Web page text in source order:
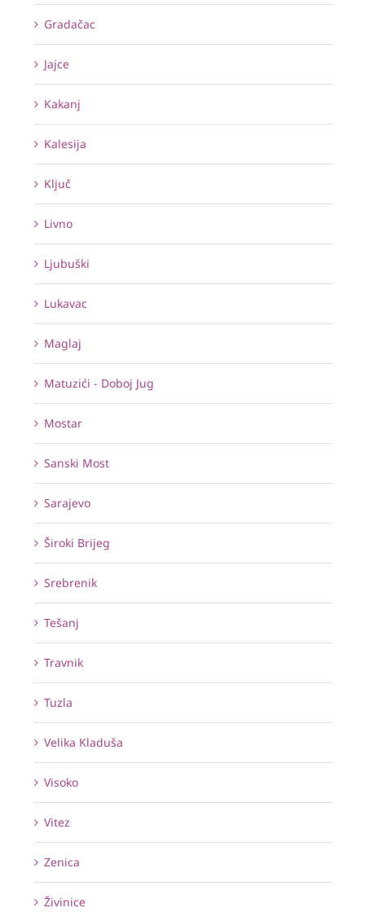
Gradačac
Jajce
Kakanj
Kalesija
Ključ
Livno
Ljubuški
Lukavac
Maglaj
Matuzići - Doboj Jug
Mostar
Sanski Most
Sarajevo
Široki Brijeg
Srebrenik
Tešanj
Travnik
Tuzla
Velika Kladuša
Visoko
Vitez
Zenica
Živinice